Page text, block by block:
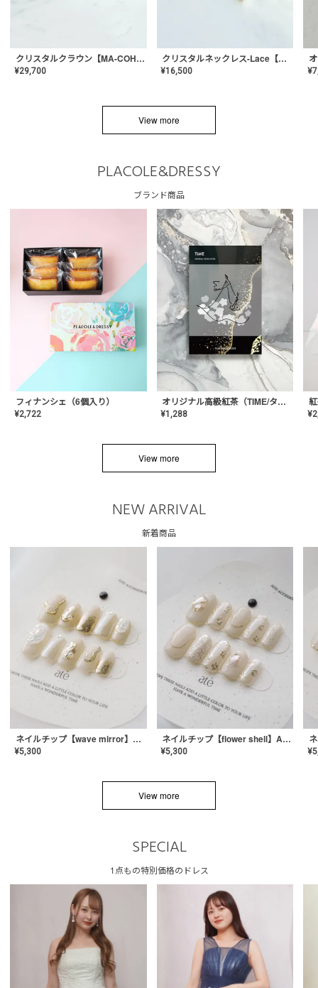
クリスタルクラウン【MA-COHD-01】韓国風クラウン/ウェディングクラウン/ティアラ
¥29,700
クリスタルネックレス-Lace【MA-CONL-02】
¥16,500 ¥
View more
PLACOLE&DRESSY
ブランド商品
フィナンシェ（6個入り）
¥2,722
オリジナル高級紅茶（TIME/タイム）【ギフト/プチギフト/プレゼント/内祝い/結婚式/オリジナル配合/高品質/ハーブティー/茶葉/記念日/お返し/手土産/美容/おしゃれ】
¥1,288 ¥
View more
NEW ARRIVAL
新着商品
ネイルチップ【wave mirror】AE-CONA-04
¥5,300
ネイルチップ【flower shell】AE-CONA-03
¥5,300 ¥
View more
SPECIAL
1点もの特別価格のドレス